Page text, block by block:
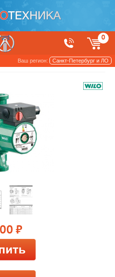
0
Ваш регион: Санкт-Петербург и ЛО
насосы
руб.